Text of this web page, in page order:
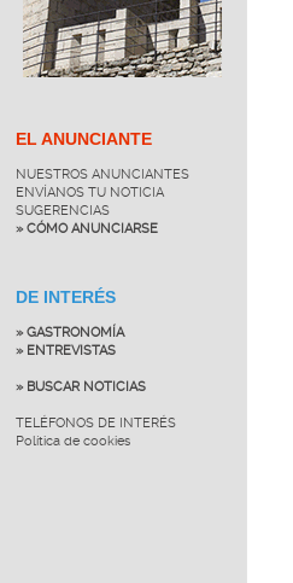
EL ANUNCIANTE
NUESTROS ANUNCIANTES
ENVÍANOS TU NOTICIA
SUGERENCIAS
» CÓMO ANUNCIARSE
DE INTERÉS
» GASTRONOMÍA
» ENTREVISTAS
» BUSCAR NOTICIAS
TELÉFONOS DE INTERÉS
Política de cookies